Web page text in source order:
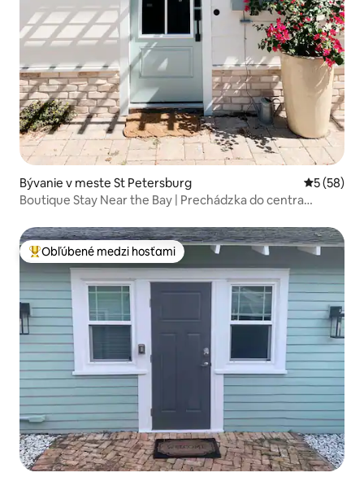
Bývanie v meste St Petersburg
5 (58)
Boutique Stay Near the Bay | Prechádzka do centra
Najobľúbenejšie medzi hosťami
Obľúbené medzi hosťami